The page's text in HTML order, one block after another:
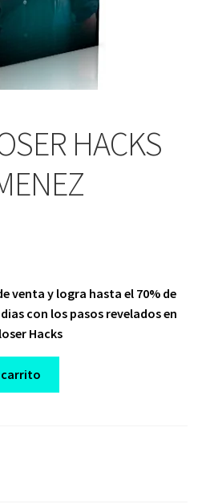
HACKS
venta y logra hasta el 70% de
con los pasos revelados en
Hacks
carrito